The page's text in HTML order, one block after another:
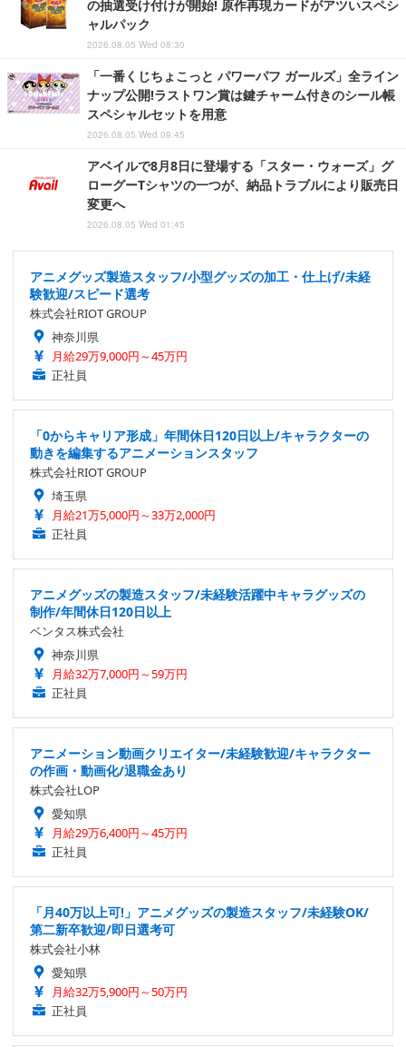
の抽選受け付けが開始! 原作再現カードがアツいスペシ
ャルパック
2026.08.05 Wed 08:30
「一番くじちょこっと パワーパフ ガールズ」全ライン
ナップ公開!ラストワン賞は鍵チャーム付きのシール帳
スペシャルセットを用意
2026.08.05 Wed 09:45
アベイルで8月8日に登場する「スター・ウォーズ」グ
ローグーTシャツの一つが、納品トラブルにより販売日
変更へ
2026.08.05 Wed 01:45
アニメグッズ製造スタッフ/小型グッズの加工・仕上げ/未経
験歓迎/スピード選考
株式会社RIOT GROUP
神奈川県
月給29万9,000円～45万円
正社員
「0からキャリア形成」年間休日120日以上/キャラクターの
動きを編集するアニメーションスタッフ
株式会社RIOT GROUP
埼玉県
月給21万5,000円～33万2,000円
正社員
アニメグッズの製造スタッフ/未経験活躍中キャラグッズの
制作/年間休日120日以上
ベンタス株式会社
神奈川県
月給32万7,000円～59万円
正社員
アニメーション動画クリエイター/未経験歓迎/キャラクター
の作画・動画化/退職金あり
株式会社LOP
愛知県
月給29万6,400円～45万円
正社員
「月40万以上可!」アニメグッズの製造スタッフ/未経験OK/
第二新卒歓迎/即日選考可
株式会社小林
愛知県
月給32万5,900円～50万円
正社員